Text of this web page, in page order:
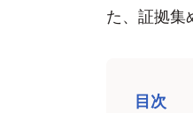
た、証拠集
目次